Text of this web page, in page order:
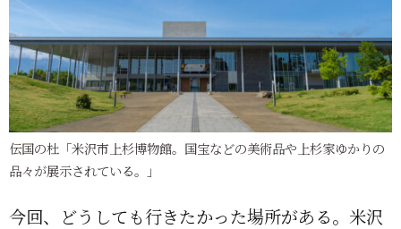
伝国の杜「米沢市上杉博物館。国宝などの美術品や上杉家ゆかりの
品々が展示されている。」
今回、どうしても行きたかった場所がある。米沢